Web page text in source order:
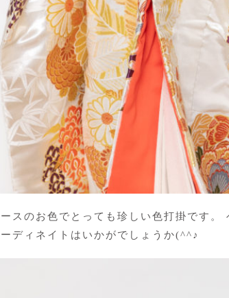
スのお色でとっても珍しい色打掛です
ディネイトはいかがでしょうか(^^♪